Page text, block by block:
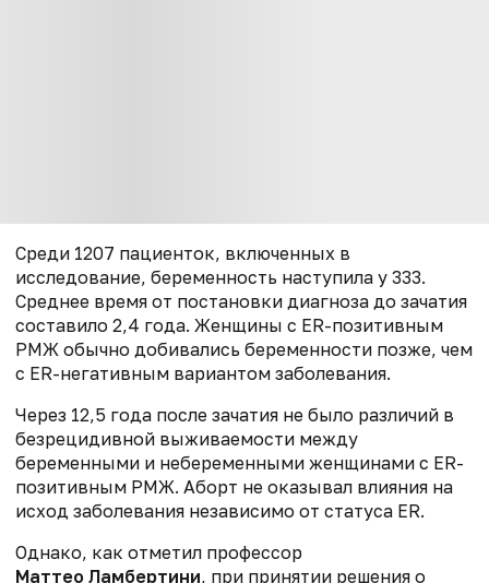
Среди 1207 пациенток, включенных в
исследование, беременность наступила у 333.
Среднее время от постановки диагноза до зачатия
составило 2,4 года. Женщины с ER-позитивным
РМЖ обычно добивались беременности позже, чем
с ER-негативным вариантом заболевания.
Через 12,5 года после зачатия не было различий в
безрецидивной выживаемости между
беременными и небеременными женщинами с ER-
позитивным РМЖ. Аборт не оказывал влияния на
исход заболевания независимо от статуса ER.
Однако, как отметил профессор
Маттео Ламбертини, при принятии решения о